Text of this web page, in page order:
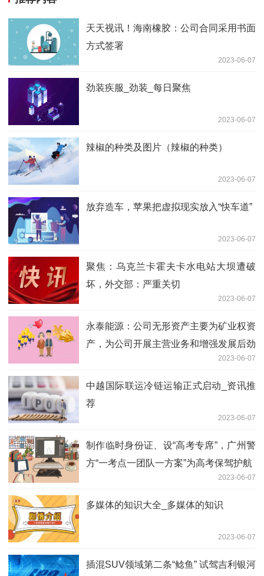
天天视讯！海南橡胶：公司合同采用书面
方式签署
2023-06-07
劲装疾服_劲装_每日聚焦
2023-06-07
辣椒的种类及图片（辣椒的种类）
2023-06-07
放弃造车，苹果把虚拟现实放入“快车道”
2023-06-07
聚焦：乌克兰卡霍夫卡水电站大坝遭破
坏，外交部：严重关切
2023-06-07
永泰能源：公司无形资产主要为矿业权资
产，为公司开展主营业务和增强发展后劲
2023-06-07
中越国际联运冷链运输正式启动_资讯推
荐
2023-06-07
制作临时身份证、设“高考专席”，广州警
方“一考点一团队一方案”为高考保驾护航
2023-06-07
多媒体的知识大全_多媒体的知识
2023-06-07
插混SUV领域第二条“鲶鱼” 试驾吉利银河